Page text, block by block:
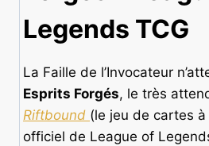
Legends TCG
La Faille de l’Invocateur
Esprits Forgés, le très
Riftbound (le jeu de cartes
officiel de League of